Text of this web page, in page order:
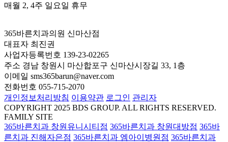
매월 2, 4주 일요일 휴무
365바른치과의원 신마산점
대표자 최진권
사업자등록번호 139-23-02265
주소 경남 창원시 마산합포구 신마산시장길 33, 1층
이메일 sms365barun@naver.com
전화번호 055-715-2070
개인정보처리방침 이용약관 로그인 관리자
COPYRIGHT 2025 BDS GROUP. ALL RIGHTS RESERVED.
FAMILY SITE
365바른치과 창원유니시티점 365바른치과 창원대방점 365바
른치과 진해자은점 365바른치과 엠아이병원점 365바른치과